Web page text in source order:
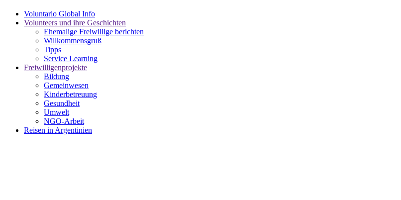
Voluntario Global Info
Volunteers und ihre Geschichten
Ehemalige Freiwillige berichten
Willkommensgruß
Tipps
Service Learning
Freiwilligenprojekte
Bildung
Gemeinwesen
Kinderbetreuung
Gesundheit
Umwelt
NGO-Arbeit
Reisen in Argentinien